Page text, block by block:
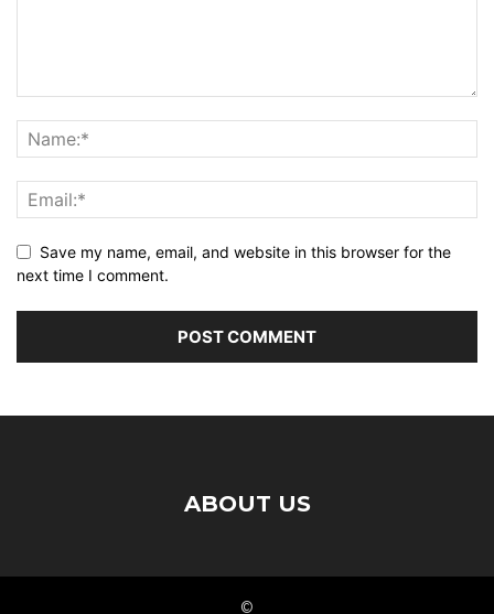
Save my name, email, and website in this browser for the
next time I comment.
ABOUT US
©